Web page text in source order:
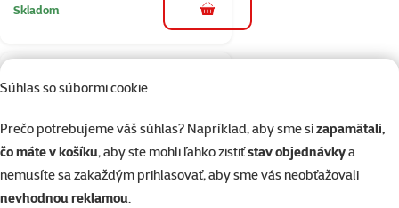
Súhlas so súbormi cookie
Prečo potrebujeme váš súhlas? Napríklad, aby sme sizapamätali,
čo máte v košíku, aby ste mohli ľahko zistiťstav objednávkya
nemusíte sa zakaždým prihlasovať, aby sme vás neobťažovali
nevhodnou reklamou.
Skladom do košíka
mala
Hodnotenie 100%, počet hodnotení: 1
Cena
5,49 €